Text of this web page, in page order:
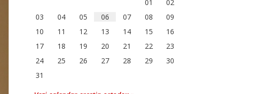
01
02
03
04 05 06 07 08
09
10
11 12 13 14 15
16
17
18 19 20 21 22
23
24
25 26 27 28 29
30
31